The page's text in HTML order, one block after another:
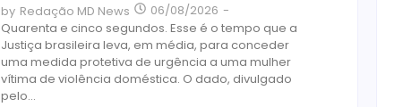
by Redação MD News 06/08/2026 -
Quarenta e cinco segundos. Esse é o tempo que a
Justiça brasileira leva, em média, para conceder
uma medida protetiva de urgência a uma mulher
vítima de violência doméstica. O dado, divulgado
pelo...